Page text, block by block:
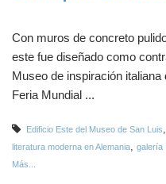
Con muros de concreto
este fue diseñado como
Museo de inspiración
Feria Mundial ...
Edificio Este del Museo de San Luis
literatura moderna en Alemania
galería
Más...